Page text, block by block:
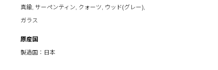
真鍮, サーペンティン, クォーツ, ウッド(グレー),
ガラス
原産国
製造国：日本